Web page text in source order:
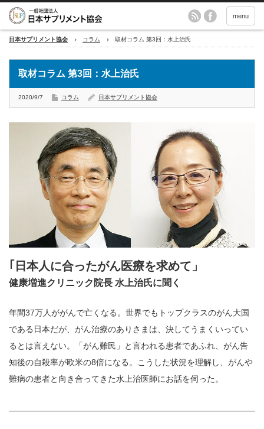
menu
日本サプリメント協会 コラム 取材コラム 第3回：水上治氏
取材コラム 第3回：水上治氏
2020/9/7 コラム 日本サプリメント協会
｢日本人に合ったがん医療を求めて」
健康増進クリニック院長 水上治氏に聞く
年間37万人ががんで亡くなる。世界でもトップクラスのがん大国
である日本だが、がん治療のありさまは、決してうまくいってい
るとは言えない。「がん難民」と言われる患者であふれ、がん告
知後の自殺率が欧米の8倍になる。こうした状況を理解し、がんや
難病の患者と向き合ってきた水上治医師にお話を伺った。